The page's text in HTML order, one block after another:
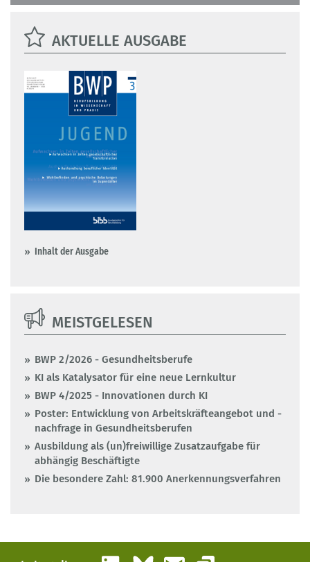
AKTUELLE AUSGABE
Inhalt der Ausgabe
MEISTGELESEN
BWP 2/2026 - Gesundheitsberufe
KI als Katalysator für eine neue Lernkultur
BWP 4/2025 - Innovationen durch KI
Poster: Entwicklung von Arbeitskräfteangebot und -
nachfrage in Gesundheitsberufen
Ausbildung als (un)freiwillige Zusatzaufgabe für
abhängig Beschäftigte
Die besondere Zahl: 81.900 Anerkennungsverfahren